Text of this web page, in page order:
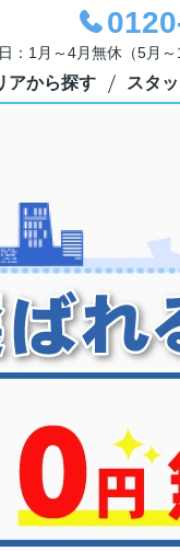
1月～4月無休（5月～
アから探す スタ